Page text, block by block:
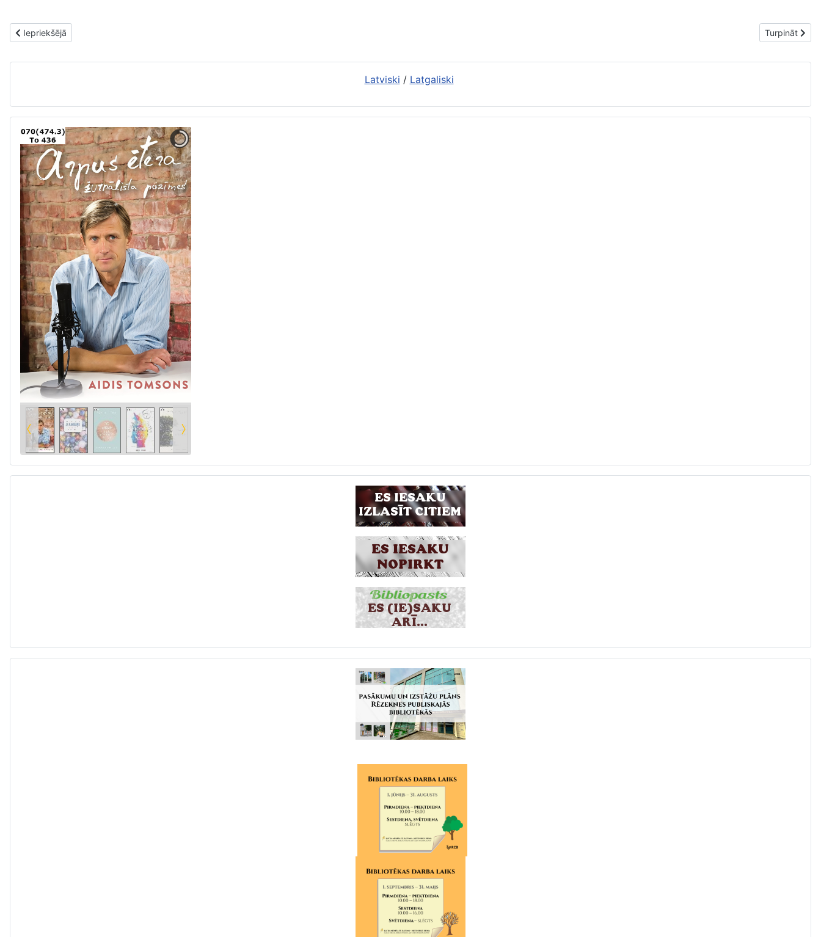
Iepriekšējais raksts: RCB krājumā nonāk projektā “Grāmatu iepirkums publiskajām bibliotēkām” iegūtās grāmatas
Iepriekšējā Nākamais
Turpināt
Latviski / Latgaliski